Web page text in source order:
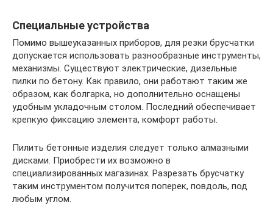
Специальные устройства
Помимо вышеуказанных приборов, для резки брусчатки
допускается использовать разнообразные инструменты,
механизмы. Существуют электрические, дизельные
пилки по бетону. Как правило, они работают таким же
образом, как болгарка, но дополнительно оснащены
удобным укладочным столом. Последний обеспечивает
крепкую фиксацию элемента, комфорт работы.
Пилить бетонные изделия следует только алмазными
дисками. Приобрести их возможно в
специализированных магазинах. Разрезать брусчатку
таким инструментом получится поперек, повдоль, под
любым углом.